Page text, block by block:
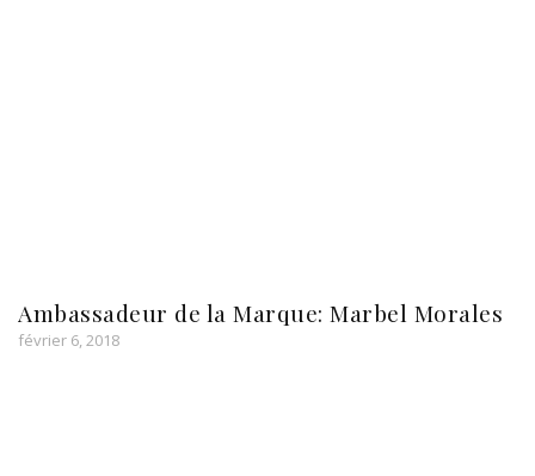
Ambassadeur de la Marque: Marbel Morales
février 6, 2018